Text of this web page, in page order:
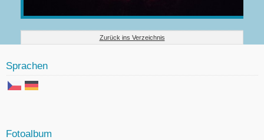
Zurück ins Verzeichnis
Sprachen
Fotoalbum